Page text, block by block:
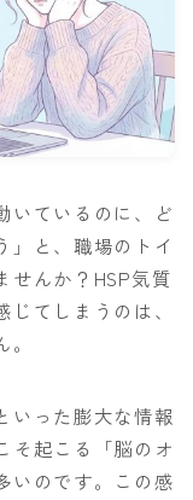
いているのに、ど
」と、職場のトイ
せんか？HSP気質
てしまうのは、
いった膨大な情報
そ起こる「脳のオ
いのです。この感